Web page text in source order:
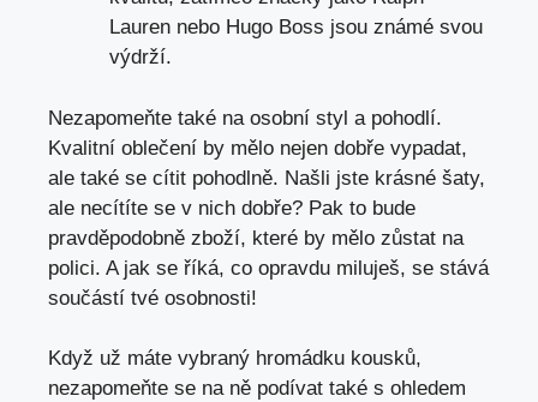
Lauren nebo Hugo Boss jsou známé svou
výdrží.
Nezapomeňte také na osobní styl a pohodlí.
Kvalitní oblečení by mělo nejen dobře vypadat,
ale také se cítit pohodlně. Našli jste krásné šaty,
ale necítíte se v nich dobře? Pak to bude
pravděpodobně zboží, které by mělo zůstat na
polici. A jak se říká, co opravdu miluješ, se stává
součástí tvé osobnosti!
Když už máte vybraný hromádku kousků,
nezapomeňte se na ně podívat také s ohledem